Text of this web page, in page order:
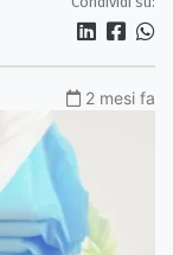
2 mesi fa